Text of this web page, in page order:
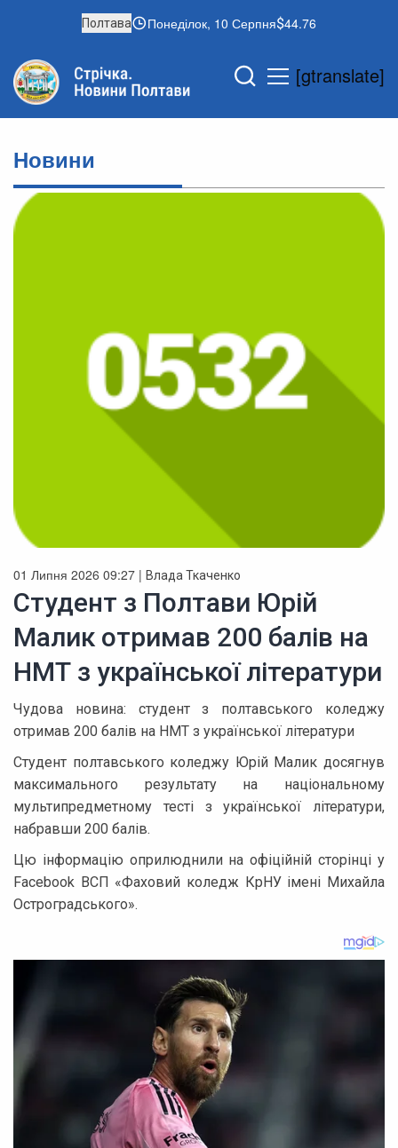
Полтава Понеділок, 10 Серпня 44.76
[gtranslate]
Новини
01 Липня 2026 09:27 | Влада Ткаченко
Студент з Полтави Юрій
Малик отримав 200 балів на
НМТ з української літератури
Чудова новина: студент з полтавського коледжу
отримав 200 балів на НМТ з української літератури
Студент полтавського коледжу Юрій Малик досягнув
максимального результату на національному
мультипредметному тесті з української літератури,
набравши 200 балів.
Цю інформацію оприлюднили на офіційній сторінці у
Facebook ВСП «Фаховий коледж КрНУ імені Михайла
Остроградського».